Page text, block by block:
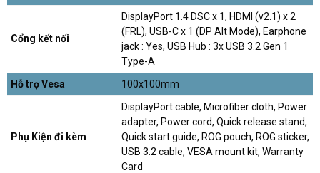
Cổng kết nối
DisplayPort 1.4 DSC x 1, HDMI (v2.1) x 2
(FRL), USB-C x 1 (DP Alt Mode), Earphone
jack : Yes, USB Hub : 3x USB 3.2 Gen 1
Type-A
Hỗ trợ Vesa
100x100mm
Phụ Kiện đi kèm
DisplayPort cable, Microfiber cloth, Power
adapter, Power cord, Quick release stand,
Quick start guide, ROG pouch, ROG sticker,
USB 3.2 cable, VESA mount kit, Warranty
Card